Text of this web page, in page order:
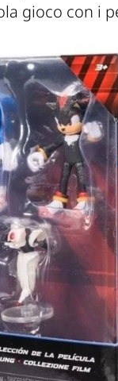
gioco con i